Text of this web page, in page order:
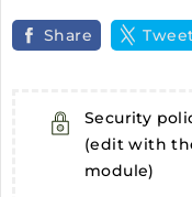
Share
Security
(edit with
module)